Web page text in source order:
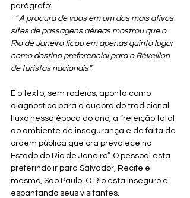
parágrafo:
- “A procura de voos em um dos mais ativos
sites de passagens aéreas mostrou que o
Rio de Janeiro ficou em apenas quinto lugar
como destino preferencial para o Réveillon
de turistas nacionais”.
E o texto, sem rodeios, aponta como
diagnóstico para a quebra do tradicional
fluxo nessa época do ano, a “rejeição total
ao ambiente de insegurança e de falta de
ordem pública que ora prevalece no
Estado do Rio de Janeiro”. O pessoal está
preferindo ir para Salvador, Recife e
mesmo, São Paulo. O Rio está inseguro e
espantando seus visitantes.